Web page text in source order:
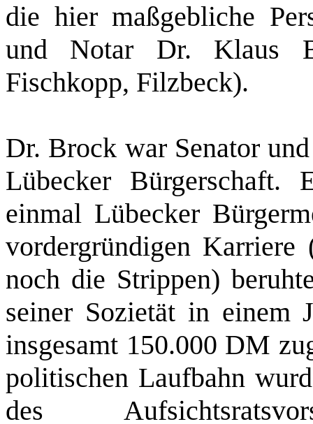
die hier maßgebliche
und Notar Dr. Klaus
Fischkopp, Filzbeck).
Dr. Brock war Senator
Lübecker Bürgerschaft.
einmal Lübecker
vordergründigen
noch die Strippen)
seiner Sozietätin einem
insgesamt 150.000 DM
politischen Laufbahn
des